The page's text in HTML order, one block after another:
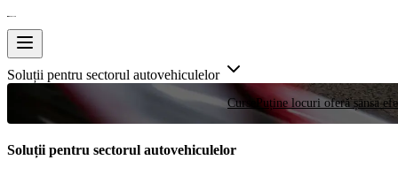
Soluții pentru sectorul autovehiculelor
Curse Puține locuri oferă șansa
Soluții pentru sectorul autovehiculelor